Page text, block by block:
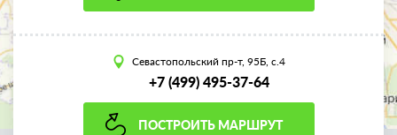
Севастопольский пр-т, 95Б, с.4
+7 (499) 495-37-64
ПОСТРОИТЬ МАРШРУТ